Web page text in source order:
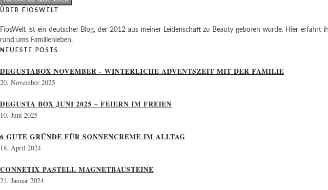
ÜBER FIOSWELT
FiosWelt ist ein deutscher Blog, der 2012 aus meiner Leidenschaft zu Beauty geboren wurde. Hier
rund ums Familienleben.
NEUESTE POSTS
DEGUSTABOX NOVEMBER - WINTERLICHE ADVENTSZEIT MIT DER FAMILIE
20. November 2025
DEGUSTA BOX JUNI 2025 – FEIERN IM FREIEN
10. Juni 2025
6 GUTE GRÜNDE FÜR SONNENCREME IM ALLTAG
18. April 2024
CONNETIX PASTELL MAGNETBAUSTEINE
21. Januar 2024